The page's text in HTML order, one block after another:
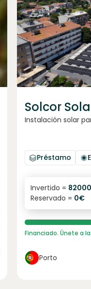
Solcor
Instalación solar
Préstamo
6.1%
interés anual
Invertido =
Reservado = 0€
Financiado. Únete a
Porto